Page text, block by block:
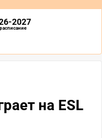
2027
на ESL